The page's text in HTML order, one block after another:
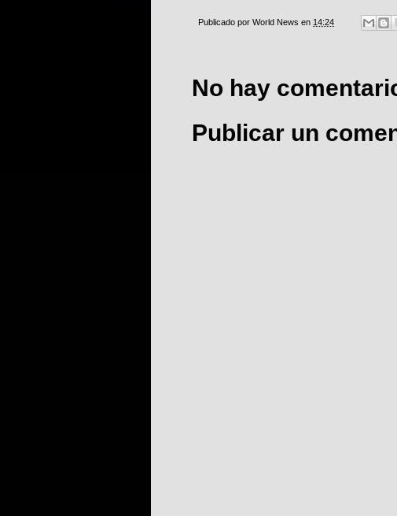
Publicado por World News en 14:24
No hay
Publicar un